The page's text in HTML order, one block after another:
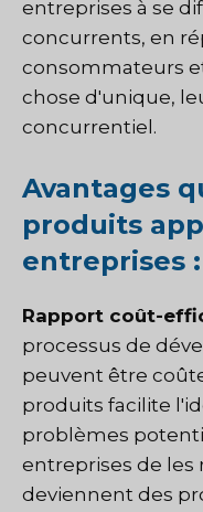
entreprises à se
concurrents, en
consommateurs
chose d'unique,
concurrentiel.
Avantages
produits
entreprises :
Rapport coût-
processus de
peuvent être
produits facilite
problèmes
entreprises de les
deviennent des